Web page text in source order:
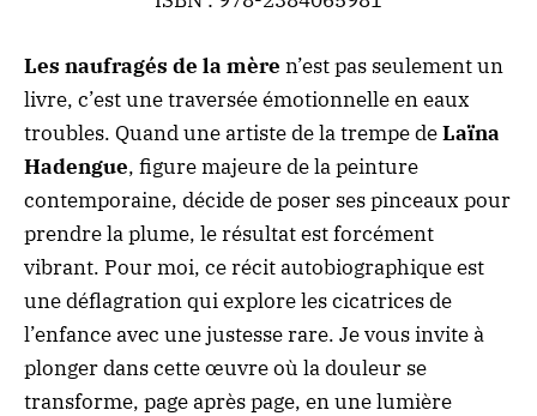
Les naufragés de la mère n’est pas seulement un
livre, c’est une traversée émotionnelle en eaux
troubles. Quand une artiste de la trempe deLaïna
Hadengue, figure majeure de la peinture
contemporaine, décide de poser ses pinceaux pour
prendre la plume, le résultat est forcément
vibrant. Pour moi, ce récit autobiographique est
une déflagration qui explore les cicatrices de
l’enfance avec une justesse rare. Je vous invite à
plonger dans cette œuvre où la douleur se
transforme, page après page, en une lumière